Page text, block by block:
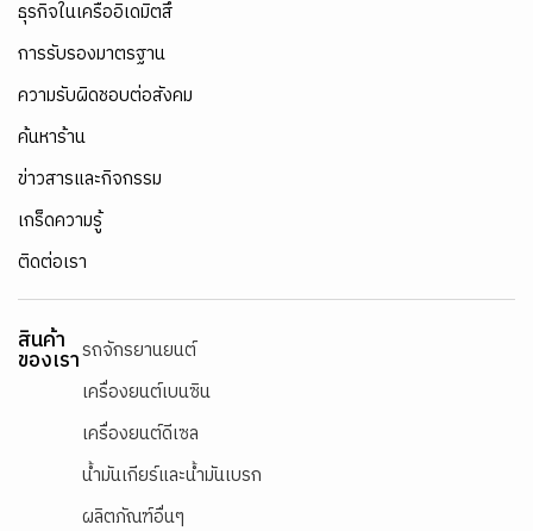
ธุรกิจในเครืออิเดมิตสึ
การรับรองมาตรฐาน
ความรับผิดชอบต่อสังคม
ค้นหาร้าน
ข่าวสารและกิจกรรม
เกร็ดความรู้
ติดต่อเรา
สินค้า
ของเรารถจักรยานยนต์
เครื่องยนต์เบนซิน
เครื่องยนต์ดีเซล
น้ำมันเกียร์และน้ำมันเบรก
ผลิตภัณฑ์อื่นๆ